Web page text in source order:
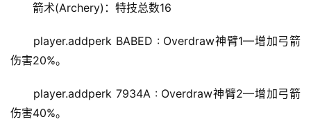
箭术(Archery)：特技总数16
player.addperk BABED : Overdraw神臂1—增加弓箭
伤害20%。
player.addperk 7934A : Overdraw神臂2—增加弓箭
伤害40%。